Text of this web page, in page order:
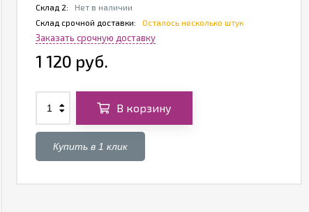
Склад 2:
Нет в наличии
Склад срочной доставки:
Осталось несколько штук
Заказать срочную доставку
1 120 руб.
В корзину
Купить в 1 клик